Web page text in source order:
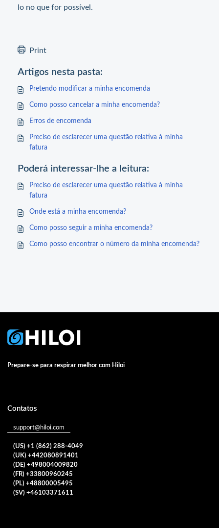
lo no que for possível.
Print
Artigos nesta pasta:
Pretendo modificar a minha encomenda
Como posso cancelar a minha encomenda?
Erros de encomenda
Preciso de esclarecer uma questão relativa à minha
fatura
Poderá interessar-lhe a leitura:
Preciso de esclarecer uma questão relativa à minha
fatura
Onde está a minha encomenda?
Como posso seguir a minha encomenda?
Como posso encontrar o número da minha encomenda?
Prepare-se para respirar melhor com Hiloi
Contatos
support@hiloi.com
(US) +1 (862) 288-4049
(UK) +442080891401
(DE) +498004009820
(FR) +33800960245
(PL) +48800005495
(SV) +46103371611